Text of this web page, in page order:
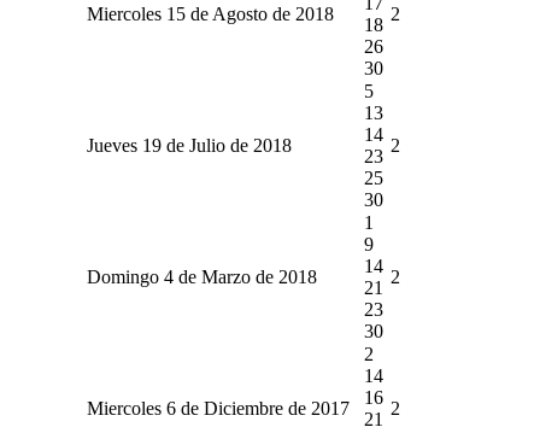
Miercoles 15 de Agosto de 2018
18
26
30
2
Jueves 19 de Julio de 2018
5
13
14
23
25
30
2
Domingo 4 de Marzo de 2018
1
9
14
21
23
30
2
Miercoles 6 de Diciembre de 2017
2
14
16
21
2